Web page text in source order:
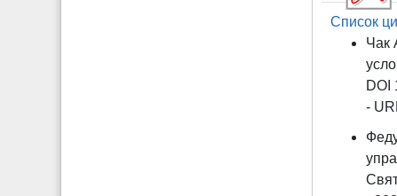
Список
Чак
DOI
-